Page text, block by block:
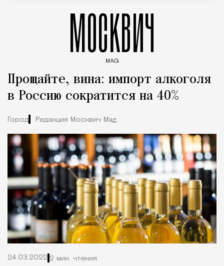
МОСКВИЧ
MAG
Прощайте, вина: импорт алкоголя
в Россию сократится на 40%
Город Редакция Москвич Mag
24.03.2022 2 мин. чтения